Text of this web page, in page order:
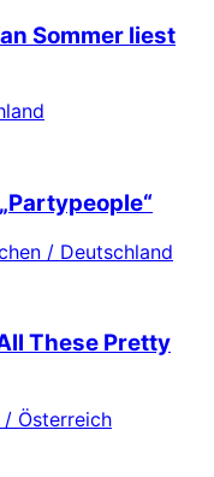
Sommer liest
/ Deutschland
These Pretty
/ Österreich